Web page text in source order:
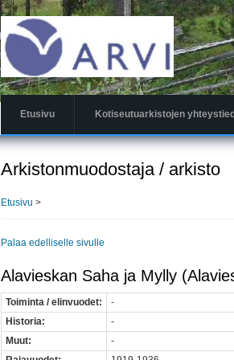
Etusivu Kotiseutuarkistojen
Arkistonmuodostaja / arkisto
Etusivu >
Palaa edelliselle sivulle
Alavieskan Saha ja Mylly
Toiminta / elinvuodet:
-
Historia:
-
Muut:
-